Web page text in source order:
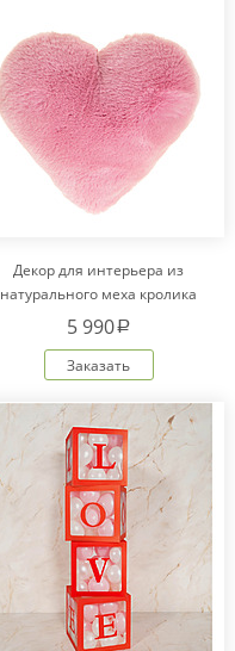
Декор для интерьера из
натурального меха кролика
Рекс "Сердце" IM20601
5 990a
Заказать